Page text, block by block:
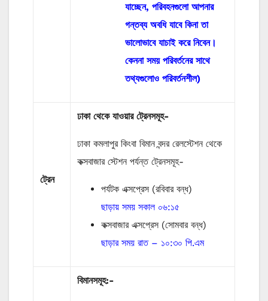
যাচ্ছেন, পরিবহনগুলো আপনার
গন্তব্য অবধি যাবে কিনা তা
ভালোভাবে যাচাই করে নিবেন।
কেননা সময় পরিবর্তনের সাথে
তথ্যগুলোও পরিবর্তনশীল)
ট্রেন
ঢাকা থেকে যাওয়ার ট্রেনসমূহ-
ঢাকা কমলাপুর কিংবা বিমান বন্দর রেলস্টেশন থেকে
কক্সবাজার স্টেশন পর্যন্ত ট্রেনসমূহ-
পর্যটক এক্সপ্রেস (রবিবার বন্ধ)
ছাড়ায় সময় সকাল ০৬:১৫
কক্সবাজার এক্সপ্রেস (সোমবার বন্ধ)
ছাড়ার সময় রাত – ১০:৩০ পি.এম
বিমানসমূহ:-